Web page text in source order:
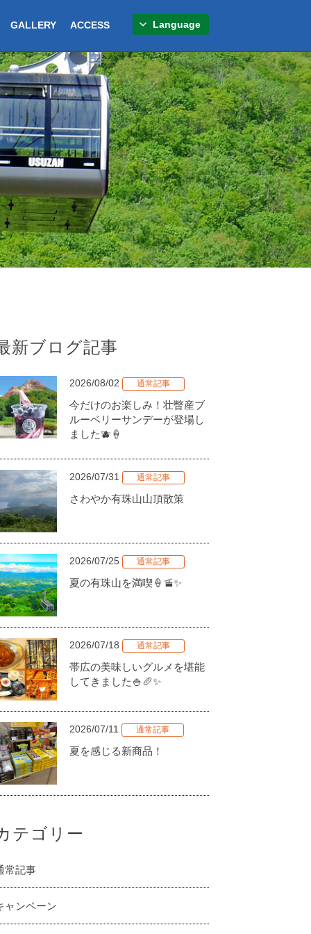
GALLERY ACCESS Language
新ブログ記事
2026/08/02 通常記事
今だけのお楽しみ！壮瞥産ブ
ルーベリーサンデーが登場し
ました🫐🍦
2026/07/31 通常記事
さわやか有珠山山頂散策
2026/07/25 通常記事
夏の有珠山を満喫🍦🚡✨
2026/07/18 通常記事
帯広の美味しいグルメを堪能
してきました🍚🥖✨
2026/07/11 通常記事
夏を感じる新商品！
テゴリー
常記事
ャンペーン